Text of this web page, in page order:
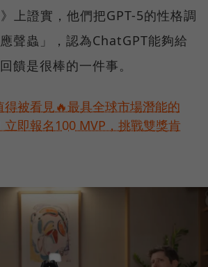
上證實，他們把GPT-5的性格調
聲蟲」，認為ChatGPT能夠給
饋是很棒的一件事。
得被看見🔥最具全球市場潛能的
立即報名100 MVP，挑戰雙獎肯